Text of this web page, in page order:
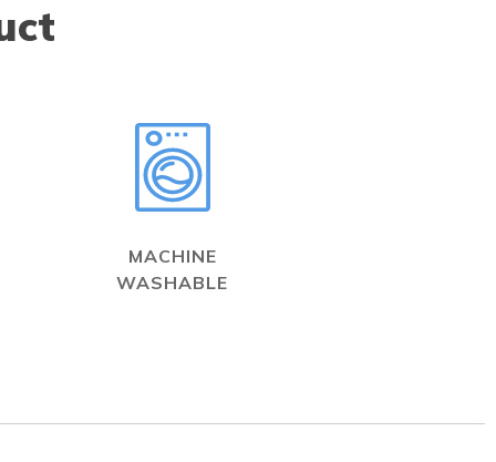
MACHINE
WASHABLE